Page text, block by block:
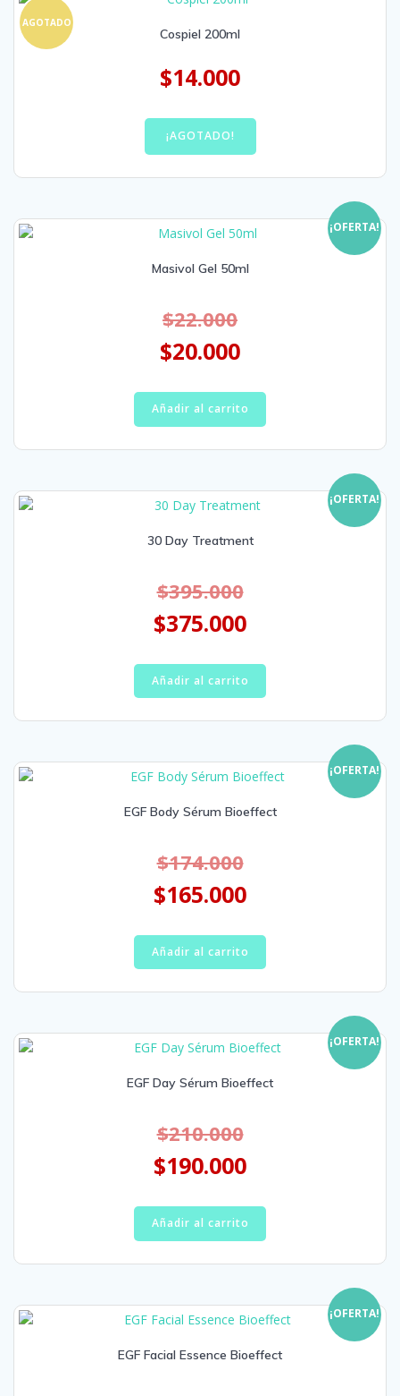
AGOTADO
Cospiel 200ml
$14.000
¡AGOTADO!
¡OFERTA!
Masivol Gel 50ml
$22.000
$20.000
Añadir al carrito
¡OFERTA!
30 Day Treatment
$395.000
$375.000
Añadir al carrito
¡OFERTA!
EGF Body Sérum Bioeffect
$174.000
$165.000
Añadir al carrito
¡OFERTA!
EGF Day Sérum Bioeffect
$210.000
$190.000
Añadir al carrito
¡OFERTA!
EGF Facial Essence Bioeffect